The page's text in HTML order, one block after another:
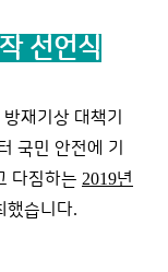
선언식
재기상 대책기
국민 안전에 기
다짐하는 2019년
했습니다.